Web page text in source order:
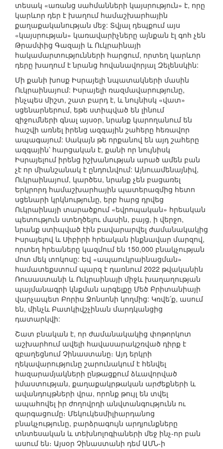
տեսակ «առանց սահմանների կայսրություն» է, որը
կարևոր դեր է խաղում համաշխարհային
քաղաքականության մեջ: Տվյալ դեպքում այս
«կայսրության» կառավարիչները այնքան էլ գոհ չեն
Թրամփից Գազայի և Ուկրաինայի
հակամարտությունների հարցում, որտեղ կարևոր
դերը խաղում է նրանց հովանավորյալ Զելենսկին:
Մի քանի խոսք Իսրայելի նպատակների մասին
Ուկրաինայում: Իսրայելի ռազմավարությունը,
ինչպես միշտ, շատ բարդ է, և նույնիսկ «վատ»
սցենարներում, եթե ստիպված են լինում
զիջումների գնալ այսօր, նրանք կարողանում են
հաշվի առնել իրենց ազգային շահերը հեռավոր
ապագայում: Սակայն թե որքանով են այդ շահերը
ազգային՝ հարցական է, քանի որ նույնիսկ
Իսրայելում իրենց իշխանության արած ամեն բան
չէ որ միանշանակ է ընդունվում: Այնուամենայնիվ,
Ուկրաինայում, կարծես, նրանք չեն բացառել
Երկրորդ համաշխարհային պատերազմից հետո
սցենարի կրկնությունը, երբ հարց դրվեց
Ուկրաինայի տարածքում «եվրոպական» հրեական
պետություն ստեղծելու մասին, բայց, ի վերջո,
նրանք ստիպված էին բավարարվել ժամանակակից
Իսրայելով և Սիբիրի հրեական ինքնավար մարզով,
որտեղ հրեաները կազմում են 150,000 բնակչության
մոտ մեկ տոկոսը: Եվ «ապաուկրաինացման»
համատեքստում պարզ է դառնում 2022 թվականին
Ռուսաստանի և Ուկրաինայի միջև խաղաղության
պայմանագրի կնքման արգելքը Մեծ Բրիտանիայի
վարչապետ Բորիս Ջոնսոնի կողմից: Կռվե՛ք, ասում
են, մինչև Բատկիվշչինան մարդկանցից
դատարկվի:
Շատ բնական է, որ ժամանակակից փոթորկոտ
աշխարհում ավելի հավասարակշռված դիրք է
զբաղեցնում Չինաստանը։ Այդ երկրի
ղեկավարությունը շարունակում է հենվել
հազարամյակների ընթացքում ձևավորված
իմաստության, քաղաքակրթական արժեքների և
ավանդույթների վրա, որոնք թույլ են տվել
ապահովել իր ժողովրդի անվտանգությունն ու
զարգացումը։ Մեկուկեսմիլիարդանոց
բնակչությունը, բարձրագույն արդյունքները
տնտեսական և տեխնոլոգիաների մեջ ինչ-որ բան
ասում են։ Այսօր Չինաստանի դեմ ԱՄՆ-ի